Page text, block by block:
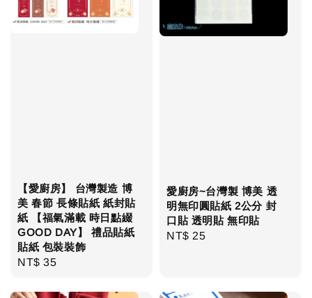
【愛廚房】 台灣製造 博
美 春節 長條貼紙 紙封貼
紙 【福氣滿載 時日點綴
GOOD DAY】 禮品貼紙
貼紙 包裝裝飾
Regular
NT$ 35
愛廚房~台灣製 博美 透
明無印圓貼紙 2公分 封
口貼 透明貼 無印貼
Regular
NT$ 25